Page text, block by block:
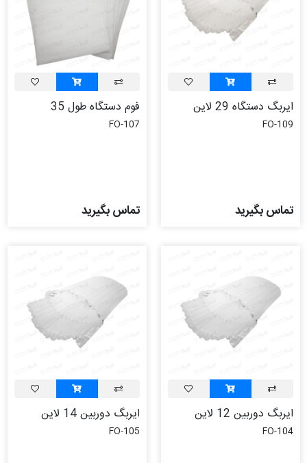
ایربگ دستگاه 29 لاین
FO-109
تماس بگیرید
فوم دستگاه طول 35
FO-107
تماس بگیرید
ایربگ دوربین 12 لاین
FO-104
ایربگ دوربین 14 لاین
FO-105